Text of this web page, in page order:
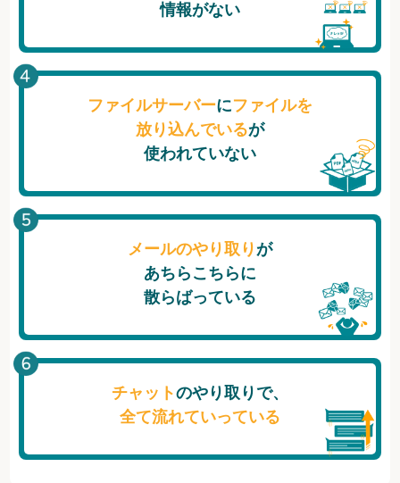
情報がない
ファイルサーバーにファイルを
放り込んでいるが
使われていない
メールのやり取り が
あちらこちらに
散らばっている
チャットのやり取りで、
全て流れていっている